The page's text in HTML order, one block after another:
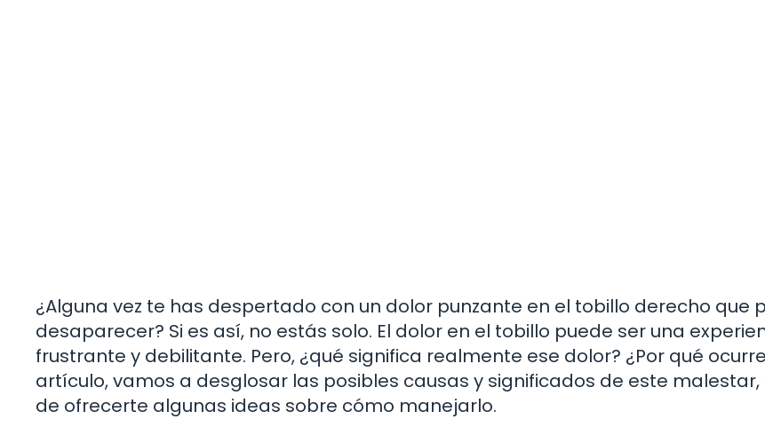
¿Alguna vez te has despertado con un dolor punzante en el tobillo derecho que
desaparecer? Si es así, no estás solo. El dolor en el tobillo puede ser una
frustrante y debilitante. Pero, ¿qué significa realmente ese dolor? ¿Por qué
artículo, vamos a desglosar las posibles causas y significados de este
de ofrecerte algunas ideas sobre cómo manejarlo.